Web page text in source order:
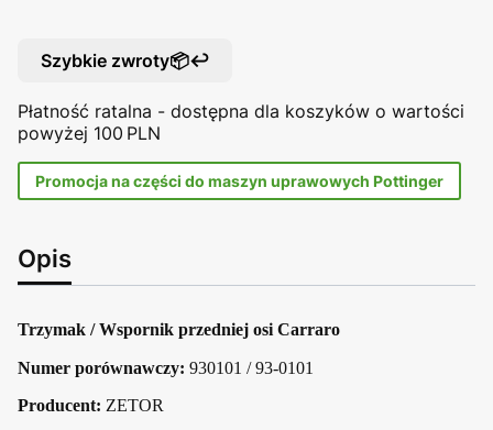
Szybkie zwroty📦↩️
Płatność ratalna - dostępna dla koszyków o wartości
powyżej 100 PLN
Promocja na części do maszyn uprawowych Pottinger
Opis
Trzymak / Wspornik przedniej osi Carraro
Numer porównawczy: 930101 / 93-0101
Producent: ZETOR